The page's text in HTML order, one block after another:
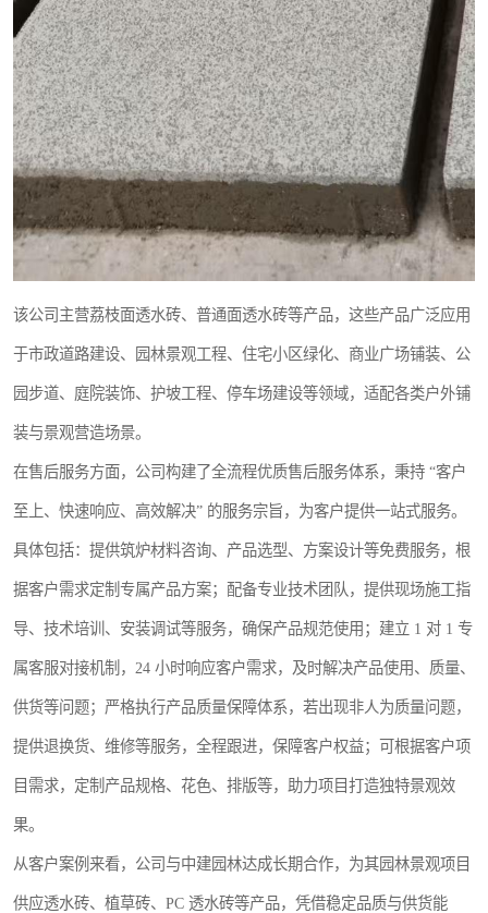
该公司主营荔枝面透水砖、普通面透水砖等产品，这些产品广泛应用
于市政道路建设、园林景观工程、住宅小区绿化、商业广场铺装、公
园步道、庭院装饰、护坡工程、停车场建设等领域，适配各类户外铺
装与景观营造场景。
在售后服务方面，公司构建了全流程优质售后服务体系，秉持 “客户
至上、快速响应、高效解决” 的服务宗旨，为客户提供一站式服务。
具体包括：提供筑炉材料咨询、产品选型、方案设计等免费服务，根
据客户需求定制专属产品方案；配备专业技术团队，提供现场施工指
导、技术培训、安装调试等服务，确保产品规范使用；建立 1 对 1 专
属客服对接机制，24 小时响应客户需求，及时解决产品使用、质量、
供货等问题；严格执行产品质量保障体系，若出现非人为质量问题，
提供退换货、维修等服务，全程跟进，保障客户权益；可根据客户项
目需求，定制产品规格、花色、排版等，助力项目打造独特景观效
果。
从客户案例来看，公司与中建园林达成长期合作，为其园林景观项目
供应透水砖、植草砖、PC 透水砖等产品，凭借稳定品质与供货能